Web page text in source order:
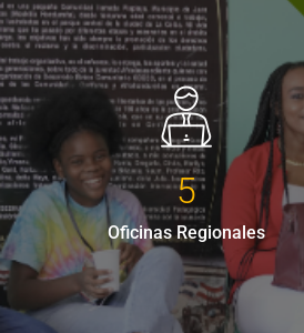
5
Oficinas Regionales